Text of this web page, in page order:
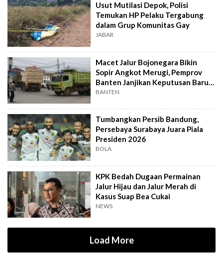
Usut Mutilasi Depok, Polisi
Temukan HP Pelaku Tergabung
dalam Grup Komunitas Gay
JABAR
Macet Jalur Bojonegara Bikin
Sopir Angkot Merugi, Pemprov
Banten Janjikan Keputusan Baru 4
Hari Lagi
BANTEN
Tumbangkan Persib Bandung,
Persebaya Surabaya Juara Piala
Presiden 2026
BOLA
KPK Bedah Dugaan Permainan
Jalur Hijau dan Jalur Merah di
Kasus Suap Bea Cukai
NEWS
Load More